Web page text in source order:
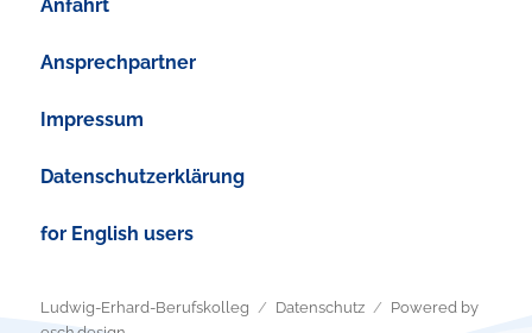
Anfahrt
Ansprechpartner
Impressum
Datenschutzerklärung
for English users
Ludwig-Erhard-Berufskolleg Datenschutz
Powered by